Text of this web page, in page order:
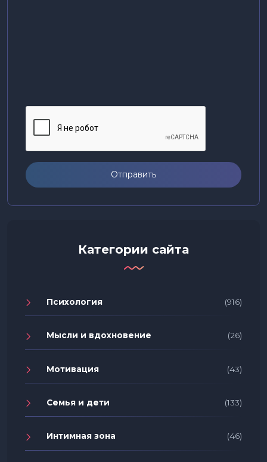
Отправить
Категории сайта
Психология (916)
Мысли и вдохновение (26)
Мотивация (43)
Семья и дети (133)
Интимная зона (46)